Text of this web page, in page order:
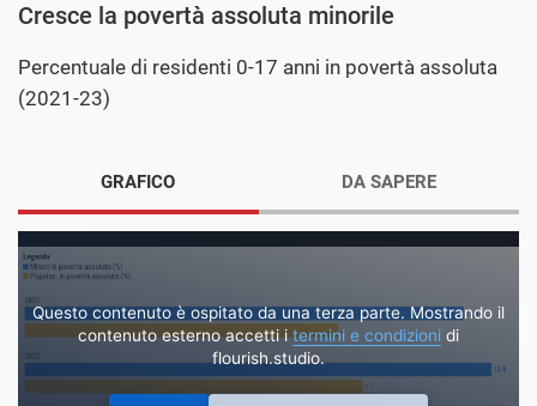
Cresce la povertà assoluta minorile
Percentuale di residenti 0-17 anni in povertà assoluta
(2021-23)
GRAFICO
Questo contenuto è ospitato da una terza parte. Mostrando il
contenuto esterno accetti itermini e condizioni di
flourish.studio.
DA SAPERE